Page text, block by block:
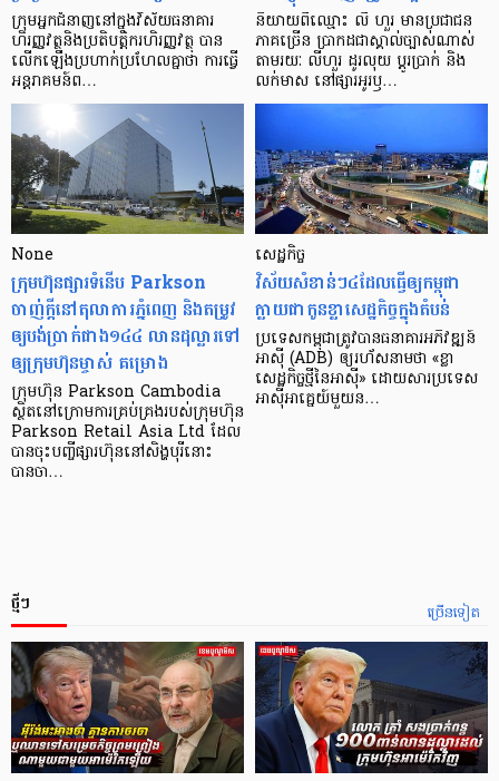
ក្រុម​អ្នក​ជំនាញ​នៅ​ក្នុង​វិស័យ​ធនាគារ
ហិរញ្ញវត្ថុ​និង​ប្រតិបត្តិករ​ហិរញ្ញ​វត្ថុ បាន​​
លើក​ឡើង​ប្រហាក់​ប្រហែល​គ្នា​ថា ការ​ធ្វើ​
អន្តរាគមន៍​ព…
និយាយ​ពី​ឈ្មោះ លី ហួរ មាន​ប្រជាជន​
ភាគ​ច្រើន ប្រាកដ​ជា​ស្គាល់​ច្បាស់​ណាស់
តាមរយៈ លីហួរ ដូរ​លុយ ប្តូរ​បា្រក់ និង​
លក់​មាស នៅ​ផ្សារ​អូរ​ឫ…
None
ក្រុមហ៊ុនផ្សារទំនើប Parkson
ចាញ់ក្ដីនៅតុលាការភ្នំពេញ និងតម្រូវ
ឲ្យបង់ប្រាក់ជាង១៤៤ លានដុល្លារទៅ
ឲ្យក្រុមហ៊ុនម្ចាស់ គម្រោង
ក្រុមហ៊ុន Parkson Cambodia
ស្ថិតនៅក្រោមការគ្រប់គ្រងរបស់ក្រុមហ៊ុន
Parkson Retail Asia Ltd ដែល
បានចុះបញ្ចីផ្សារហ៊ុននៅសិង្ហបុរីនោះ
បានចា…
សេដ្ឋកិច្ច​
វិស័យ​សំខាន់ៗ​៤​ដែល​ធ្វើ​ឲ្យ​កម្ពុជា​
ក្លាយ​ជា​កូន​ខ្លា​សេដ្ឋកិច្ច​ក្នុង​តំបន់
ប្រទេស​កម្ពុជា​ត្រូវ​បាន​ធនាគារ​អភិវឌ្ឍន៍​
អាស៊ី (ADB) ឲ្យ​រហ័ស​នាមថា «ខ្លា​
សេដ្ឋកិច្ច​ថ្មី​នៃ​អាស៊ី» ដោយសារ​ប្រទេស​
អាស៊ី​អាគ្នេយ៍​មួយ​ន…
ច្រើនទៀត
ថ្មីៗ